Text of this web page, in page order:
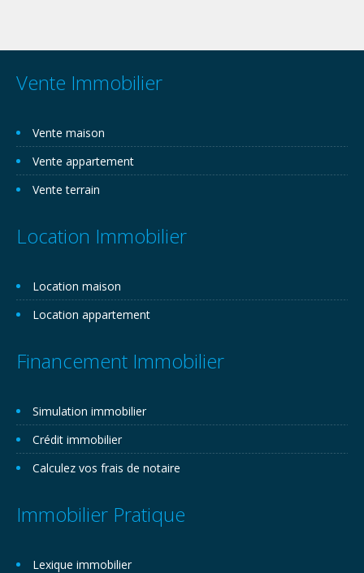
Vente Immobilier
Vente maison
Vente appartement
Vente terrain
Location Immobilier
Location maison
Location appartement
Financement Immobilier
Simulation immobilier
Crédit immobilier
Calculez vos frais de notaire
Immobilier Pratique
Lexique immobilier